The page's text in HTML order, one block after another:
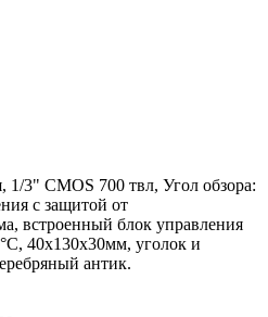
1/3" CMOS 700 твл, Угол обзора:
с защитой от
встроенный блок управления
40x130x30мм, уголок и
антик.